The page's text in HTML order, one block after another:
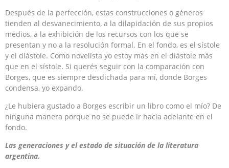
Después de la perfección, estas construcciones o géneros
tienden al desvanecimiento, a la dilapidación de sus propios
medios, a la exhibición de los recursos con los que se
presentan y no a la resolución formal. En el fondo, es el sístole
y el diástole. Como novelista yo estoy más en el diástole más
que en el sístole. Si querés seguir con la comparación con
Borges, que es siempre desdichada para mí, donde Borges
condensa, yo expando.
¿Le hubiera gustado a Borges escribir un libro como el mío? De
ninguna manera porque no se puede ir hacia adelante en el
fondo.
Las generaciones y el estado de situación de la literatura
argentina.